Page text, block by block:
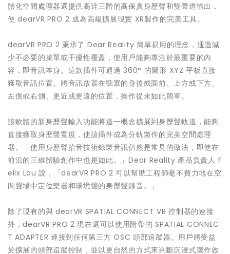
體化空間處理器還提供高達三階的高保真身歷聲和雙聲道輸出，
使 dearVR PRO 2 成為高級擴展現實 XR製作的完美工具。
dearVR PRO 2 秉承了 Dear Reality 簡單易用的理念，通過減
少不必要的菜單或干擾性覆蓋，使用戶能夠專注於最重要的內
容，即音訊本身。這款插件可通過 360° 的圖形 XYZ 平板直接
獲取音訊位置。將音訊放置在聽眾的身後或面前、上方或下方、
左側或右側、更近或更遠的位置，操作從未如此簡單。
該軟體的新身歷聲輸入功能將這一概念擴展到身歷聲軌道，能夠
直接獲取身歷聲寬度，使該插件成為分軌製作的完美空間處理
器。「使用身歷聲拾音技術錄製音訊仍然是常見的做法，即使在
前沿的三維體驗創作中也是如此。」Dear Reality 產品負責人 F
elix Lau 說，「dearVR PRO 2 可以幫助工程師毫不費力地在空
間聲場中定位樂器和環境聲的身歷聲錄音。」
除了現有的與 dearVR SPATIAL CONNECT VR 控制器的連接
外，dearVR PRO 2 現在還可以使用附帶的 SPATIAL CONNEC
T ADAPTER 連接到任何第三方 OSC 頭部追蹤器。用戶將受益
於擴展的頭部追蹤控制，並以更自然的方式來判斷沉浸式製作效